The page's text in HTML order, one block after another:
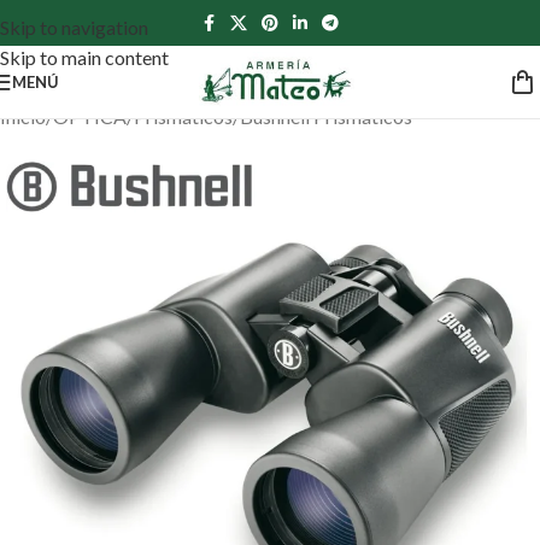
Skip to navigation
Skip to main content
MENÚ
Inicio/ ÓPTICA/ Prismáticos/ Bushnell Prismáticos